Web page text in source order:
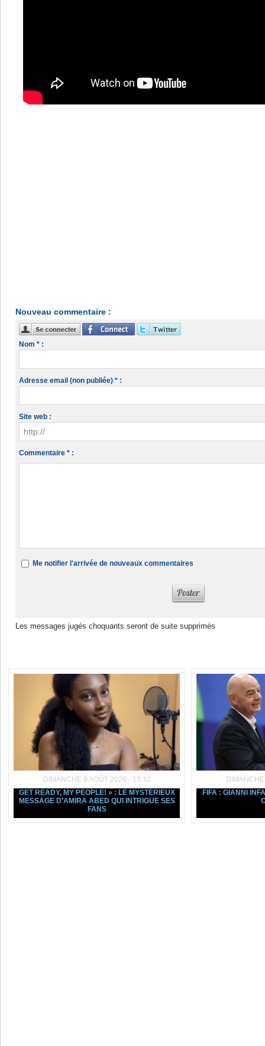
Nouveau commentaire :
Nom * :
Adresse email (non publiée) * :
Site web :
Commentaire * :
Me notifier l'arrivée de nouveaux commentaires
Les messages jugés choquants seront de suite supprimés
DIMANCHE 9 AOÛT 2026 - 13:32
GET READY, MY PEOPLE! » : LE MYSTÉRIEUX
MESSAGE D’AMIRA ABED QUI INTRIGUE SES
FANS
FIFA : GIANNI